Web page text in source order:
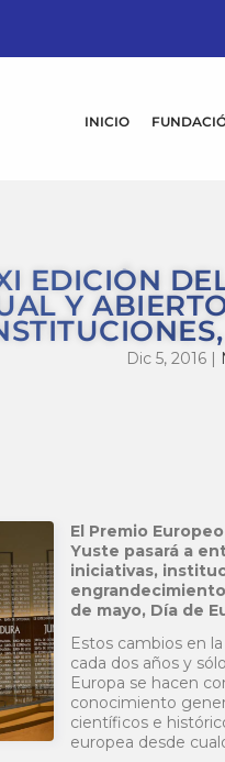
INICIO
EDICIÓN
Y
Dic 5, 2016 |
El Premio
Yuste pasará a
iniciativas,
de mayo, Día de
Estos cambios en
cada dos años y
Europa se hacen
conocimiento
científicos e
europea desde